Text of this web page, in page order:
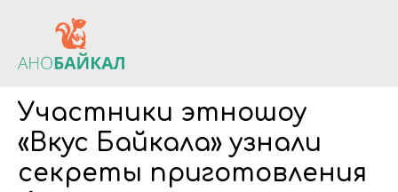
Участники этношоу
«Вкус Байкала» узнали
секреты приготовления